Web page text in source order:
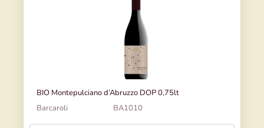
BIO Montepulciano d’Abruzzo DOP 0,75lt
Barcaroli
BA1010